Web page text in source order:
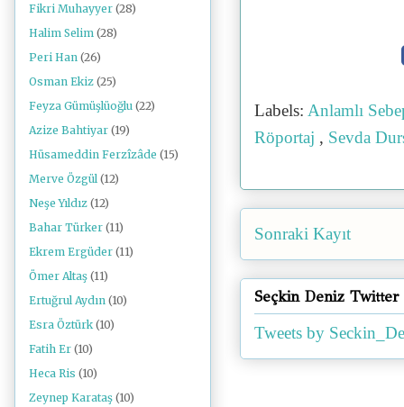
Labels: Anlamlı
Röportaj , Sevda
Sonraki Kayıt
Seçkin Deniz Twitter
Tweets by
Fikri Muhayyer (28)
Halim Selim (28)
Peri Han (26)
Osman Ekiz (25)
Feyza Gümüşlüoğlu (22)
Azize Bahtiyar (19)
Hüsameddin Ferzîzâde (15)
Merve Özgül (12)
Neşe Yıldız (12)
Bahar Türker (11)
Ekrem Ergüder (11)
Ömer Altaş (11)
Ertuğrul Aydın (10)
Esra Öztürk (10)
Fatih Er (10)
Heca Ris (10)
Zeynep Karataş (10)